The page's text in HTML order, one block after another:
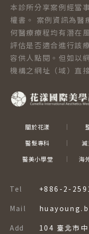
本診所分享案例經當
權書。 案例資訊為醫
何醫療療程均有潛在
評估是否適合進行該
容供人點閱。但如以
機構之網址（域）直
關於花漾
醫髮專科
醫美小學堂
海
Tel
+886-2-
Mail
Add
104 臺北市